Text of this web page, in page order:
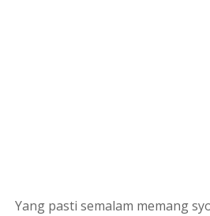
Yang pasti semalam memang